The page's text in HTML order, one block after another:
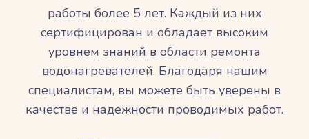
работы более 5 лет. Каждый из них
сертифицирован и обладает высоким
уровнем знаний в области ремонта
водонагревателей. Благодаря нашим
специалистам, вы можете быть уверены в
качестве и надежности проводимых работ.